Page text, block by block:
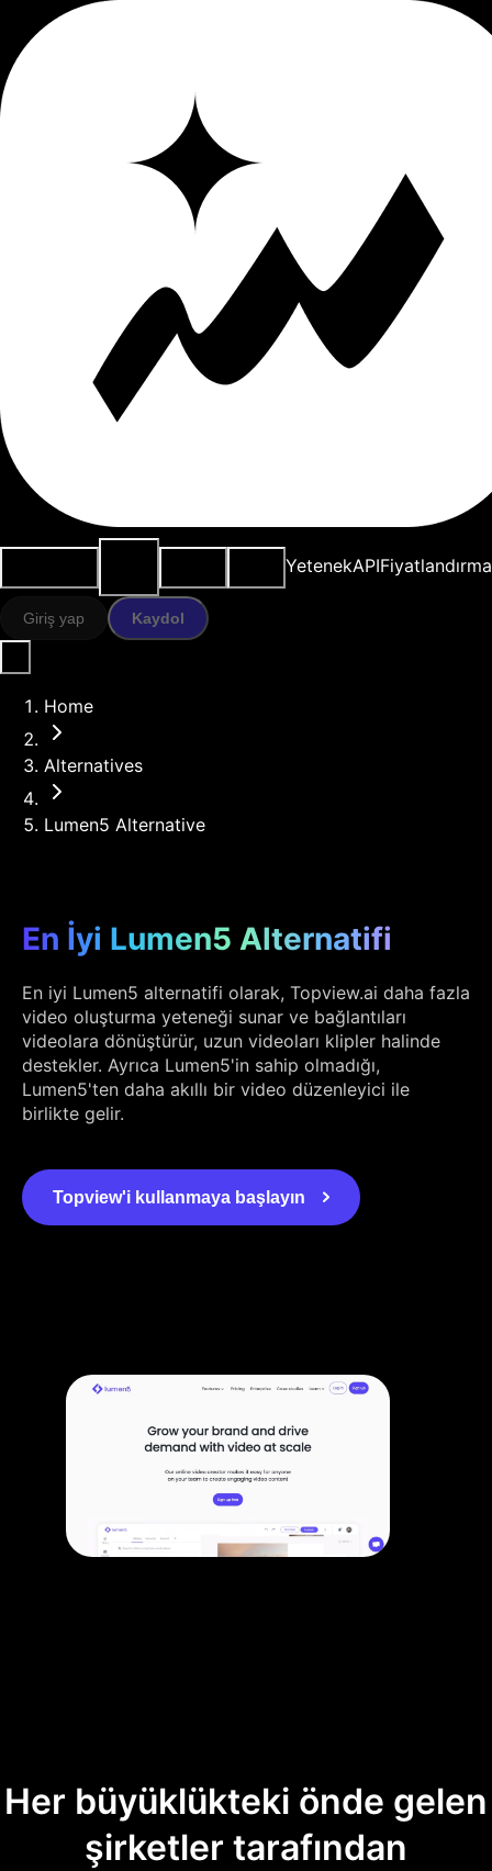
YetenekAPIFiyatlandırma
Giriş yap Kaydol
Home
Alternatives
Lumen5 Alternative
En İyi Lumen5 Alternatifi
En iyi Lumen5 alternatifi olarak, Topview.ai daha fazla
video oluşturma yeteneği sunar ve bağlantıları
videolara dönüştürür, uzun videoları klipler halinde
destekler. Ayrıca Lumen5'in sahip olmadığı,
Lumen5'ten daha akıllı bir video düzenleyici ile
birlikte gelir.
Topview'i kullanmaya başlayın
Her büyüklükteki önde gelen
şirketler tarafından